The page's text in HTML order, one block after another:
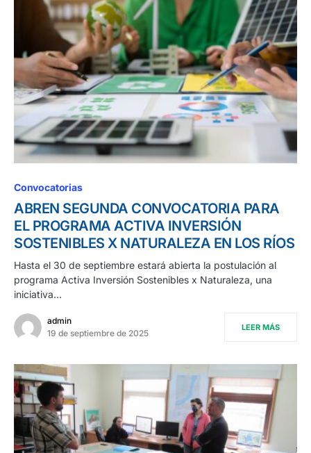
Convocatorias
ABREN SEGUNDA CONVOCATORIA PARA
EL PROGRAMA ACTIVA INVERSIÓN
SOSTENIBLES X NATURALEZA EN LOS RÍOS
Hasta el 30 de septiembre estará abierta la postulación al
programa Activa Inversión Sostenibles x Naturaleza, una
iniciativa…
admin
19 de septiembre de 2025
LEER MÁS